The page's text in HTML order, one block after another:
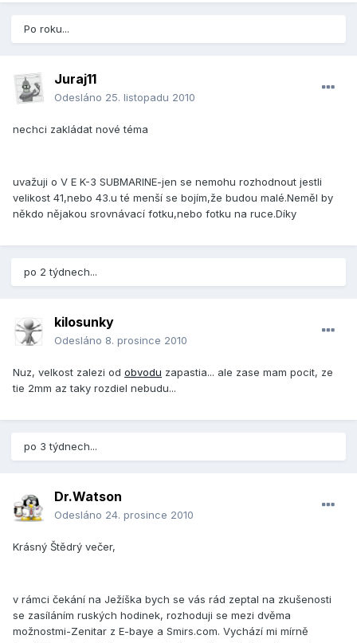
Po roku...
Juraj11
Odesláno 25. listopadu 2010
nechci zakládat nové téma
uvažuji o V E K-3 SUBMARINE-jen se nemohu rozhodnout jestli
velikost 41,nebo 43.u té menší se bojím,že budou malé.Neměl by
někdo nějakou srovnávací fotku,nebo fotku na ruce.Díky
po 2 týdnech...
kilosunky
Odesláno 8. prosince 2010
Nuz, velkost zalezi od obvodu zapastia... ale zase mam pocit, ze
tie 2mm az taky rozdiel nebudu...
po 3 týdnech...
Dr.Watson
Odesláno 24. prosince 2010
Krásný Štědrý večer,
v rámci čekání na Ježíška bych se vás rád zeptal na zkušenosti
se zasíláním ruských hodinek, rozhoduji se mezi dvěma
možnostmi-Zenitar z E-baye a Smirs.com. Vychází mi mírně